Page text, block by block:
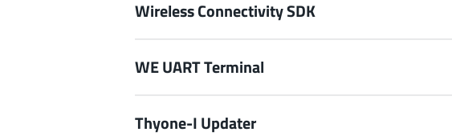
Wireless Connectivity SDK
WE UART Terminal
Thyone-I Updater